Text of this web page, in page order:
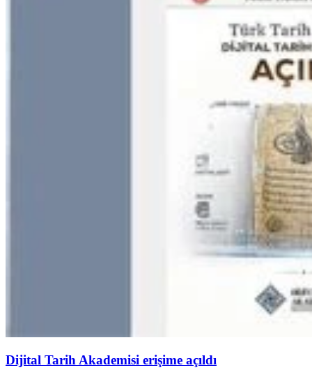
Dijital Tarih Akademisi erişime açıldı